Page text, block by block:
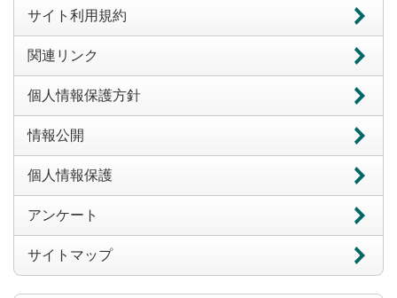
サイト利用規約
関連リンク
個人情報保護方針
情報公開
個人情報保護
アンケート
サイトマップ